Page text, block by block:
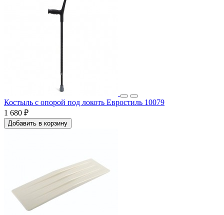
Костыль с опорой под локоть Евростиль 10079
1 680 ₽
Добавить в корзину